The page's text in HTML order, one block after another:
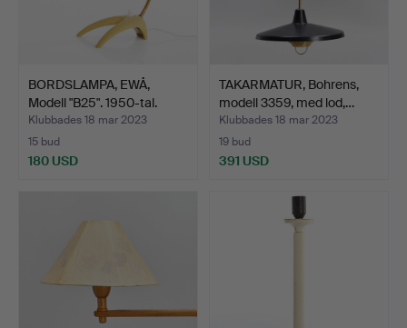
BORDSLAMPA, EWÅ,
Modell "B25". 1950-tal.
Klubbades 18 mar 2023
15 bud
180 USD
TAKARMATUR, Bohrens,
modell 3359, med lod,…
Klubbades 18 mar 2023
19 bud
391 USD